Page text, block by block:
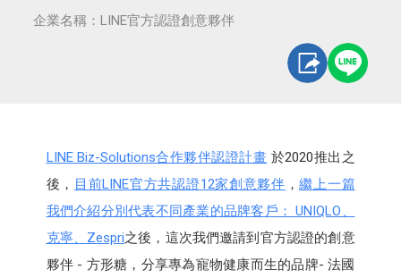
企業名稱：LINE官方認證創意夥伴
LINE Biz-Solutions合作夥伴認證計畫 於2020推出之
後， 目前LINE官方共認證12家創意夥伴 ，繼上一篇
我們介紹分別代表不同產業的品牌客戶： UNIQLO、
克寧、Zespri之後，這次我們邀請到官方認證的創意
夥伴 - 方形糖，分享專為寵物健康而生的品牌- 法國